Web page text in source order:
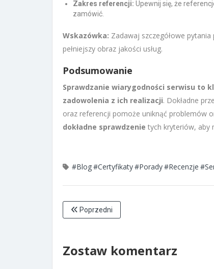
Zakres referencji: Upewnij się, że
zamówić.
Wskazówka: Zadawaj szczegółowe
pełniejszy obraz jakości usług.
Podsumowanie
Sprawdzanie wiarygodności serwisu to
zadowolenia z ich realizacji. Dokładne
oraz referencji pomoże uniknąć problemów
dokładne sprawdzenie tych kryteriów, aby
#Blog#Certyfikaty#Porady#Recenzje
Poprzedni
Zostaw komentarz